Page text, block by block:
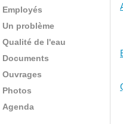
Employés
Un problème
Qualité de l'eau
Documents
Ouvrages
Photos
Agenda